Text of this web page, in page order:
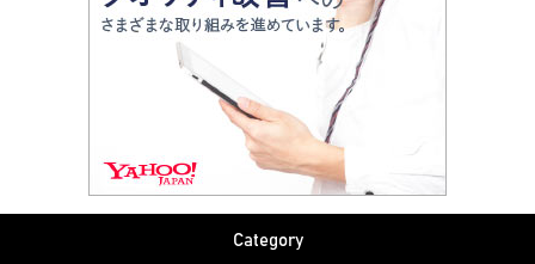
Category